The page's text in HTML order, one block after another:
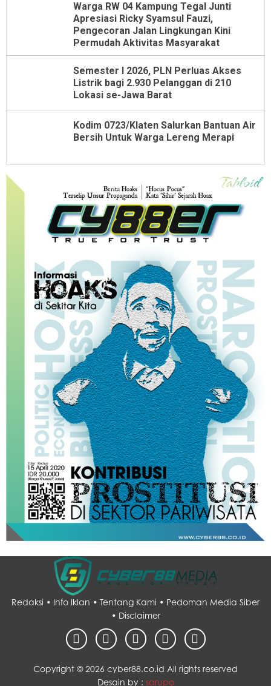
Warga RW 04 Kampung Tegal Junti
Apresiasi Ricky Syamsul Fauzi,
Pengecoran Jalan Lingkungan Kini
Permudah Aktivitas Masyarakat
Semester I 2026, PLN Perluas Akses
Listrik bagi 2.930 Pelanggan di 210
Lokasi se-Jawa Barat
Kodim 0723/Klaten Salurkan Bantuan Air
Bersih Untuk Warga Lereng Merapi
Redaksi • Info Iklan • Tentang Kami • Pedoman Media Siber
• Disclaimer
Copyright ©2026 cyber88.co.id All rights reserved
Desain by : sarupo